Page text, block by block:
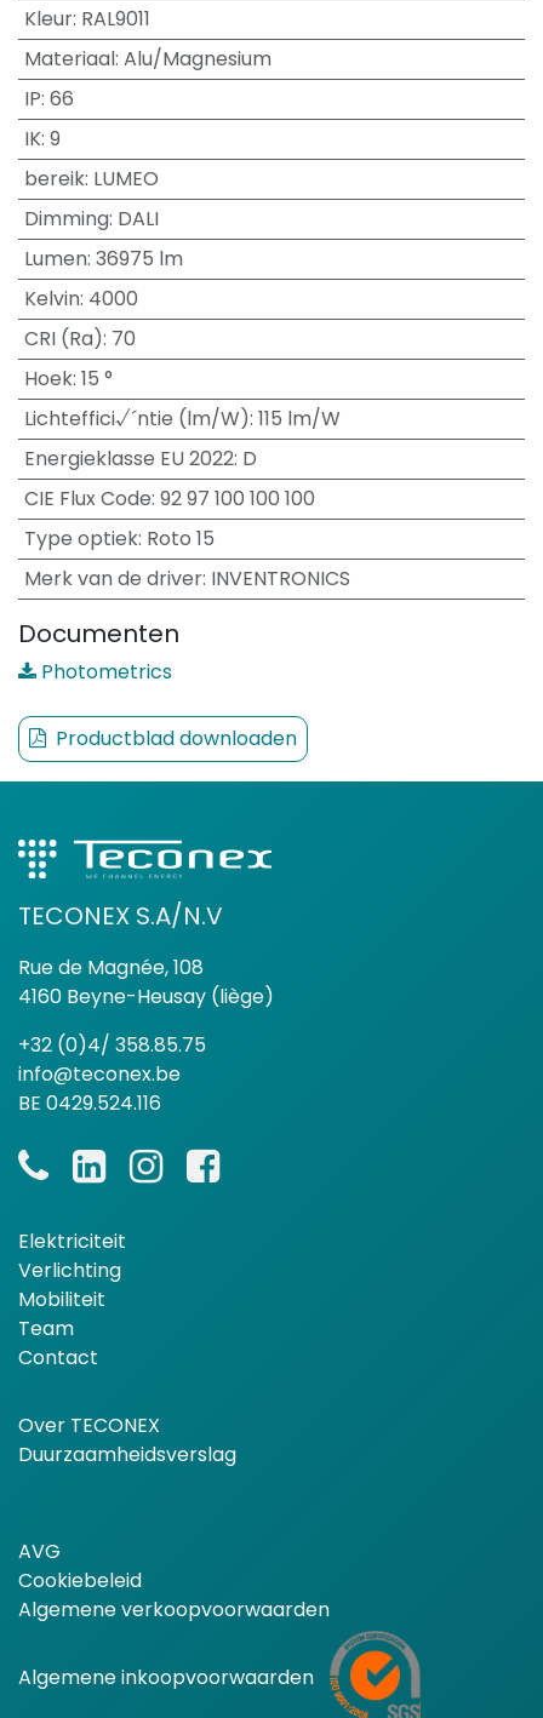
Kleur: RAL9011
Materiaal: Alu/Magnesium
IP: 66
IK: 9
bereik: LUMEO
Dimming: DALI
Lumen: 36975 lm
Kelvin: 4000
CRI (Ra): 70
Hoek: 15 °
Lichteffici√´ntie (lm/W): 115 lm/W
Energieklasse EU 2022: D
CIE Flux Code: 92 97 100 100 100
Type optiek: Roto 15
Merk van de driver: INVENTRONICS
Documenten
Photometrics
Productblad downloaden
TECONEX S.A/N.V
Rue de Magnée, 108
4160 Beyne-Heusay (liège)
+32 (0)4/ 358.85.75
info@teconex.be
BE 0429.524.116
Elektriciteit
Verlichting
Mobiliteit
Team
Contact
Over TECONEX
Duurzaamheidsverslag
AVG
Cookiebeleid
Algemene verkoopvoorwaarden
Algemene inkoopvoorwaarden